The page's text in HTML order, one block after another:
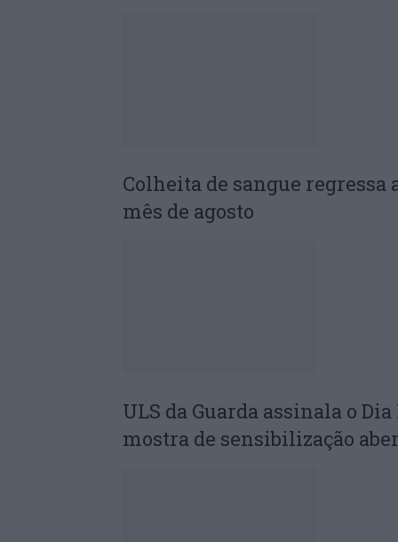
Colheita de sangue
mês de agosto
ULS da Guarda assinala o
mostra de sensibilização